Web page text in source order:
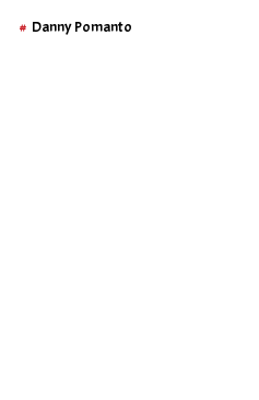
Danny Pomanto